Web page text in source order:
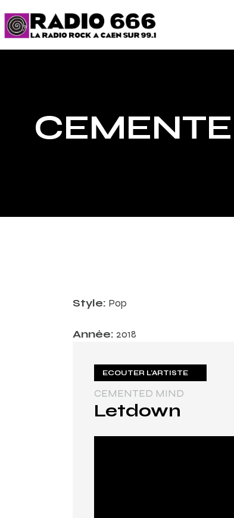
Style: Pop
Année: 2018
ECOUTER L'ARTISTE
CEMENTED MIND
Letdown